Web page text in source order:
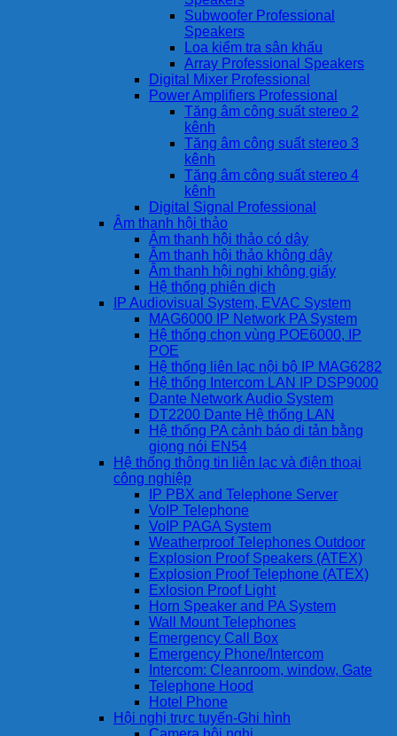
Subwoofer Professional
Speakers
Loa kiểm tra sân khấu
Array Professional Speakers
Digital Mixer Professional
Power Amplifiers Professional
Tăng âm công suất stereo 2
kênh
Tăng âm công suất stereo 3
kênh
Tăng âm công suất stereo 4
kênh
Digital Signal Professional
Âm thanh hội thảo
Âm thanh hội thảo có dây
Âm thanh hội thảo không dây
Âm thanh hội nghị không giấy
Hệ thống phiên dịch
IP Audiovisual System, EVAC System
MAG6000 IP Network PA System
Hệ thống chọn vùng POE6000, IP
POE
Hệ thống liên lạc nội bộ IP MAG6282
Hệ thống Intercom LAN IP DSP9000
Dante Network Audio System
DT2200 Dante Hệ thống LAN
Hệ thống PA cảnh báo di tản bằng
giọng nói EN54
Hệ thống thông tin liên lạc và điện thoại
công nghiệp
IP PBX and Telephone Server
VoIP Telephone
VoIP PAGA System
Weatherproof Telephones Outdoor
Explosion Proof Speakers (ATEX)
Explosion Proof Telephone (ATEX)
Exlosion Proof Light
Horn Speaker and PA System
Wall Mount Telephones
Emergency Call Box
Emergency Phone/Intercom
Intercom: Cleanroom, window, Gate
Telephone Hood
Hotel Phone
Hội nghị trực tuyến-Ghi hình